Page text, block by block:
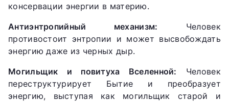
консервации энергии в материю.
Антиэнтропийный механизм: Человек
противостоит энтропии и может высвобождать
энергию даже из черных дыр.
Могильщик и повитуха Вселенной: Человек
переструктурирует Бытие и преобразует
энергию, выступая как могильщик старой и